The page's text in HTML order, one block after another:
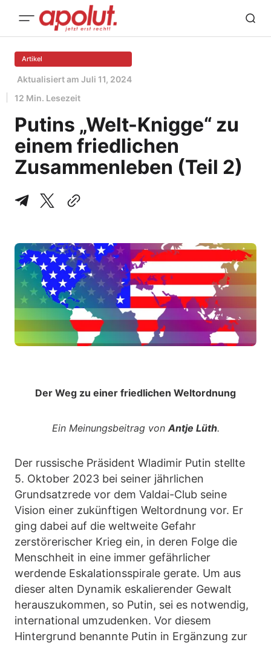
Artikel
Aktualisiert am Juli 11, 2024
12 Min. Lesezeit
Putins „Welt-Knigge“ zu
einem friedlichen
Zusammenleben (Teil 2)
Der Weg zu einer friedlichen Weltordnung
Ein Meinungsbeitrag vonAntje Lüth.
Der russische Präsident Wladimir Putin stellte
5. Oktober 2023 bei seiner jährlichen
Grundsatzrede vor dem Valdai-Club seine
Vision einer zukünftigen Weltordnung vor. Er
ging dabei auf die weltweite Gefahr
zerstörerischer Krieg ein, in deren Folge die
Menschheit in eine immer gefährlicher
werdende Eskalationsspirale gerate. Um aus
dieser alten Dynamik eskalierender Gewalt
herauszukommen, so Putin, sei es notwendig,
international umzudenken. Vor diesem
Hintergrund benannte Putin in Ergänzung zur